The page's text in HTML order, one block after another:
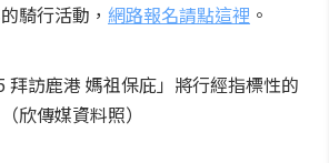
騎行活動， 網路報名請點這裡 。
拜訪鹿港 媽祖保庇」將行經指標性的
欣傳媒資料照）